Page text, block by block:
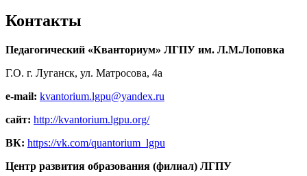
Контакты
Педагогический «Кванториум» ЛГПУ им. Л.М.Лоповка
Г.О. г. Луганск, ул. Матросова, 4а
e-mail: kvantorium.lgpu@yandex.ru
сайт: http://kvantorium.lgpu.org/
ВК: https://vk.com/quantorium_lgpu
Центр развития образования (филиал) ЛГПУ